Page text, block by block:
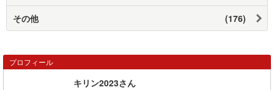
その他 (176)
プロフィール
キリン2023さん